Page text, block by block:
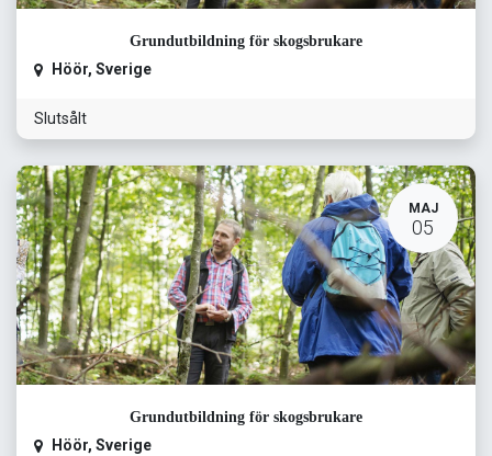
Grundutbildning för skogsbrukare
Höör, Sverige
Slutsålt
MAJ
05
Grundutbildning för skogsbrukare
Höör, Sverige